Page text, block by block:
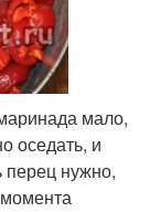
мало,
оседать, и
нужно,